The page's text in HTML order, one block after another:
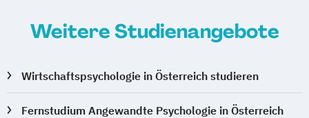
Weitere Studienangebote
Wirtschaftspsychologie in Österreich studieren
Fernstudium Angewandte Psychologie in Österreich